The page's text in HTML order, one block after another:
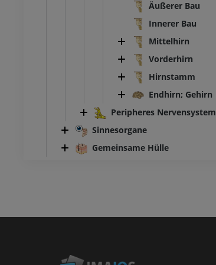
Äußerer Bau
Innerer Bau
Mittelhirn
Vorderhirn
Hirnstamm
Endhirn; Gehirn
Peripheres Nervensystem
Sinnesorgane
Gemeinsame Hülle